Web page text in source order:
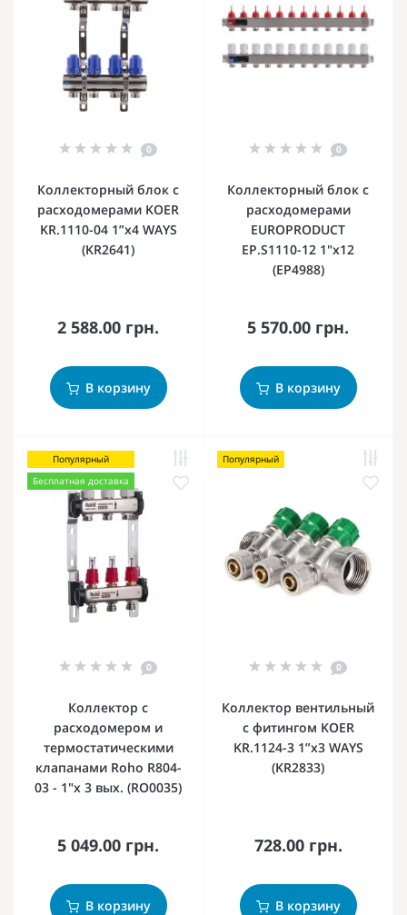
0
Коллекторный блок с
расходомерами KOER
KR.1110-04 1”x4 WAYS
(KR2641)
2 588.00 грн.
В корзину
0
Коллекторный блок с
расxодомерами
EUROPRODUCT
EP.S1110-12 1"x12
(EP4988)
5 570.00 грн.
В корзину
Популярный
Бесплатная доставка
0
Коллектор с
расходомером и
термостатическими
клапанами Roho R804-
03 - 1"х 3 вых. (RO0035)
5 049.00 грн.
В корзину
Популярный
0
Коллектор вентильный
с фитингом KOER
KR.1124-3 1”x3 WAYS
(KR2833)
728.00 грн.
В корзину